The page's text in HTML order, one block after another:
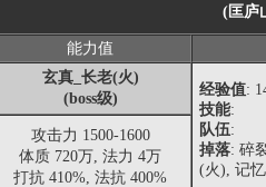
(匡庐
能力值
玄真_长老(火)
(boss级)
经验值:
技能:
队伍:
掉落: 碎
(火), 记
攻击力 1500-1600
体质 720万, 法力 4万
打抗 410%, 法抗 400%